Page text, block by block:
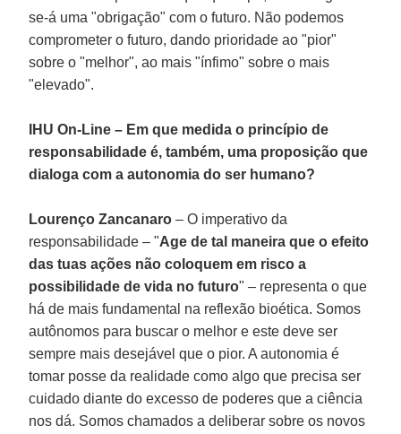
se-á uma "obrigação" com o futuro. Não podemos
comprometer o futuro, dando prioridade ao "pior"
sobre o "melhor", ao mais "ínfimo" sobre o mais
"elevado".
IHU On-Line – Em que medida o princípio de
responsabilidade é, também, uma proposição que
dialoga com a autonomia do ser humano?
Lourenço Zancanaro – O imperativo da
responsabilidade – "Age de tal maneira que o efeito
das tuas ações não coloquem em risco a
possibilidade de vida no futuro" – representa o que
há de mais fundamental na reflexão bioética. Somos
autônomos para buscar o melhor e este deve ser
sempre mais desejável que o pior. A autonomia é
tomar posse da realidade como algo que precisa ser
cuidado diante do excesso de poderes que a ciência
nos dá. Somos chamados a deliberar sobre os novos